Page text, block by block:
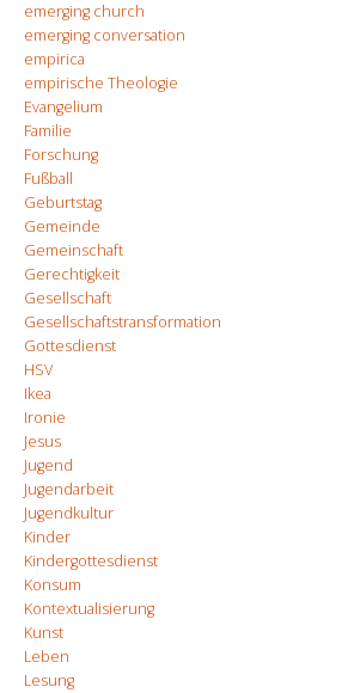
emerging church
emerging conversation
empirica
empirische Theologie
Evangelium
Familie
Forschung
Fußball
Geburtstag
Gemeinde
Gemeinschaft
Gerechtigkeit
Gesellschaft
Gesellschaftstransformation
Gottesdienst
HSV
Ikea
Ironie
Jesus
Jugend
Jugendarbeit
Jugendkultur
Kinder
Kindergottesdienst
Konsum
Kontextualisierung
Kunst
Leben
Lesung